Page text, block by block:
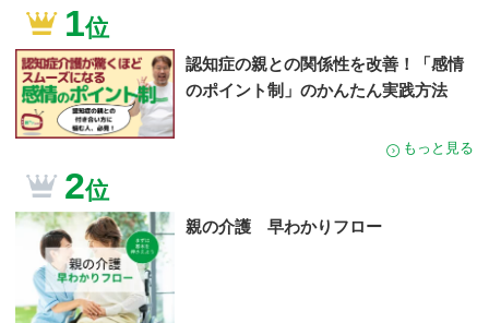
1位
認知症の親との関係性を改善！「感情
のポイント制」のかんたん実践方法
もっと見る
2位
親の介護 早わかりフロー